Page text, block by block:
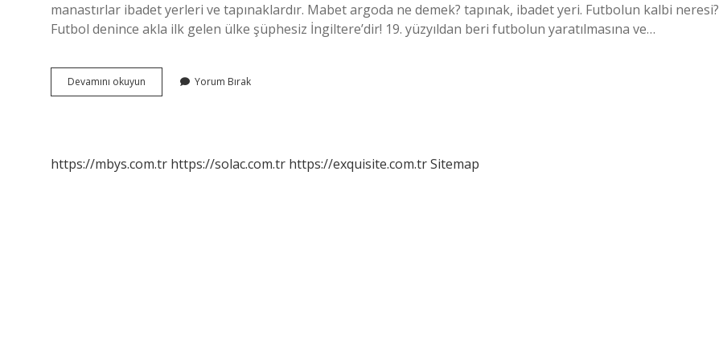
manastırlar ibadet yerleri ve tapınaklardır. Mabet argoda ne demek? tapınak, ibadet yeri. Futbolun kalbi neresi?
Futbol denince akla ilk gelen ülke şüphesiz İngiltere’dir! 19. yüzyıldan beri futbolun yaratılmasına ve…
Devamını okuyun
Mabedi
Yorum Bırak
https://mbys.com.tr https://solac.com.tr https://exquisite.com.trSitemap